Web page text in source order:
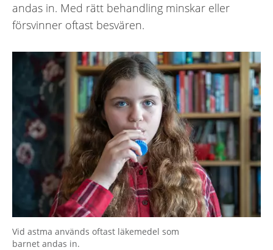
andas in. Med rätt behandling minskar eller
försvinner oftast besvären.
Vid astma används oftast läkemedel som
barnet andas in.